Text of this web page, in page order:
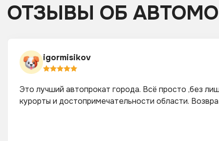
ОТЗЫВЫ ОБ
igormisikov
Это лучший автопрокат города. Всё просто ,без
курорты и достопримечательности области.